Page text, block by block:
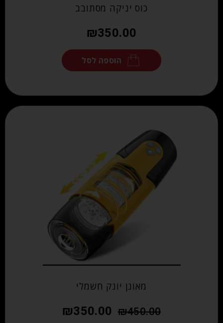
כוס יניקה מסתובב
₪350.00
הוספה לסל
מאונן יונק חשמלי
₪450.00
₪350.00